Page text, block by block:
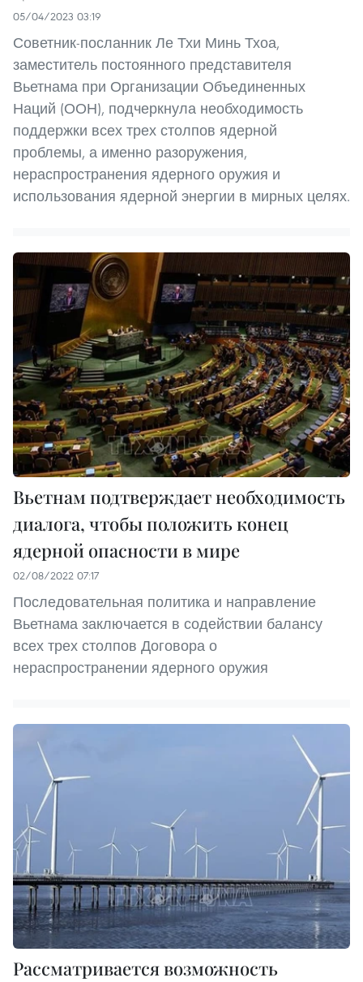
05/04/2023 03:19
Советник-посланник Ле Тхи Минь Тхоа,
заместитель постоянного представителя
Вьетнама при Организации Объединенных
Наций (ООН), подчеркнула необходимость
поддержки всех трех столпов ядерной
проблемы, а именно разоружения,
нераспространения ядерного оружия и
использования ядерной энергии в мирных целях.
Вьетнам подтверждает необходимость
диалога, чтобы положить конец
ядерной опасности в мире
02/08/2022 07:17
Последовательная политика и направление
Вьетнама заключается в содействии балансу
всех трех столпов Договора о
нераспространении ядерного оружия
Рассматривается возможность